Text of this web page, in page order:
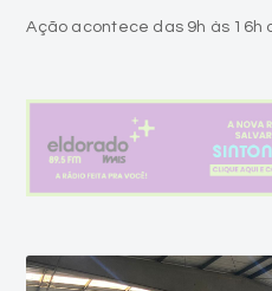
Ação acontece das 9h às 16h